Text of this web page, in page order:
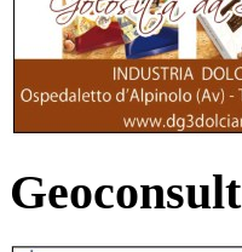
Geoconsult